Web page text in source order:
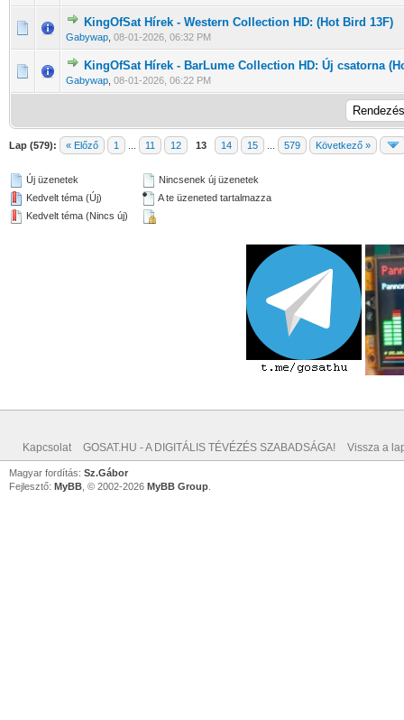
KingOfSat Hírek - Western Collection HD: (Hot Bird 13F)
Gabywap 08-01-2026, 06:32 PM
0 Szavazat - 0 / 5 átlagban
12345
KingOfSat Hírek - BarLume Collection HD: Új csatorna
Gabywap 08-01-2026, 06:22 PM
0 Szavazat - 0 / 5 átlagban
12345
Lap (579): « Előző 1 11 12 13 14 15 579 Következő »
Új üzenetek
Kedvelt téma (Új)
Kedvelt téma (Nincs új)
Nincsenek új üzenetek
A te üzeneted tartalmazza
Kapcsolat GOSAT.HU - A DIGITÁLIS TÉVÉZÉS SZABADSÁGA! Vissza a
Magyar fordítás: Sz.Gábor
Fejlesztő: MyBB , © 2002-2026 MyBB Group